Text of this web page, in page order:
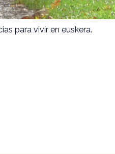
para vivir en euskera.